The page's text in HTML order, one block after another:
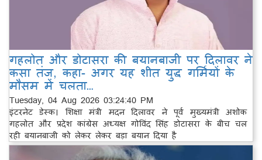
गहलोत और डोटासरा की बयानबाजी पर दिलावर ने
कसा तंज, कहा- अगर यह शीत युद्ध गर्मियों के
मौसम में चलता…
Tuesday, 04 Aug 2026 03:24:40 PM
इंटरनेट डेस्क। शिक्षा मंत्री मदन दिलावर ने पूर्व मुख्यमंत्री अशोक
गहलोत और प्रदेश कांग्रेस अध्यक्ष गोविंद सिंह डोटासरा के बीच चल
रही बयानबाजी को लेकर लेकर बड़ा बयान दिया है